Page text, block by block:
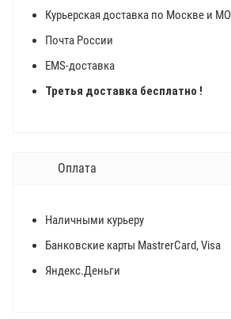
Курьерская доставка по Москве и МО
Почта России
EMS-доставка
Третья доставка бесплатно !
Оплата
Наличными курьеру
Банковские карты MastrerCard, Visa
Яндекс.Деньги